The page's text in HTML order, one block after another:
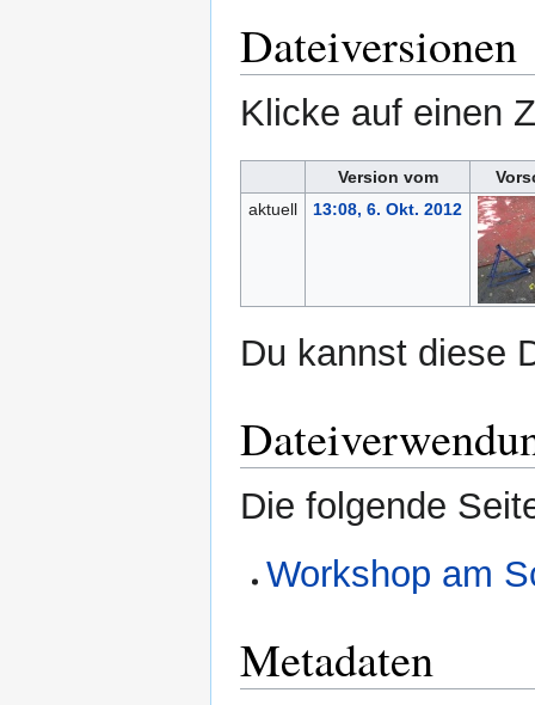
Dateiversionen
Klicke auf einen
Version vom
aktuell
13:08, 6. Okt. 2012
Du kannst diese
Die folgende
Workshop am
Metadaten